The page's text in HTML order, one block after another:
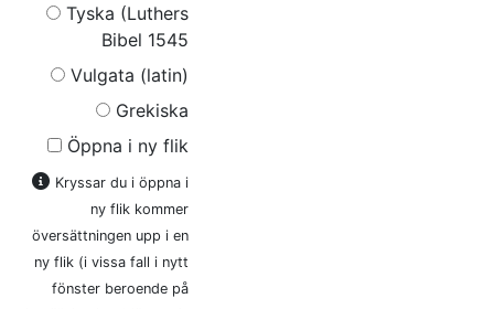
Tyska (Luthers
Bibel 1545
Vulgata (latin)
Grekiska
Öppna i ny flik
Kryssar du i öppna i
ny flik kommer
översättningen upp i en
ny flik (i vissa fall i nytt
fönster beroende på